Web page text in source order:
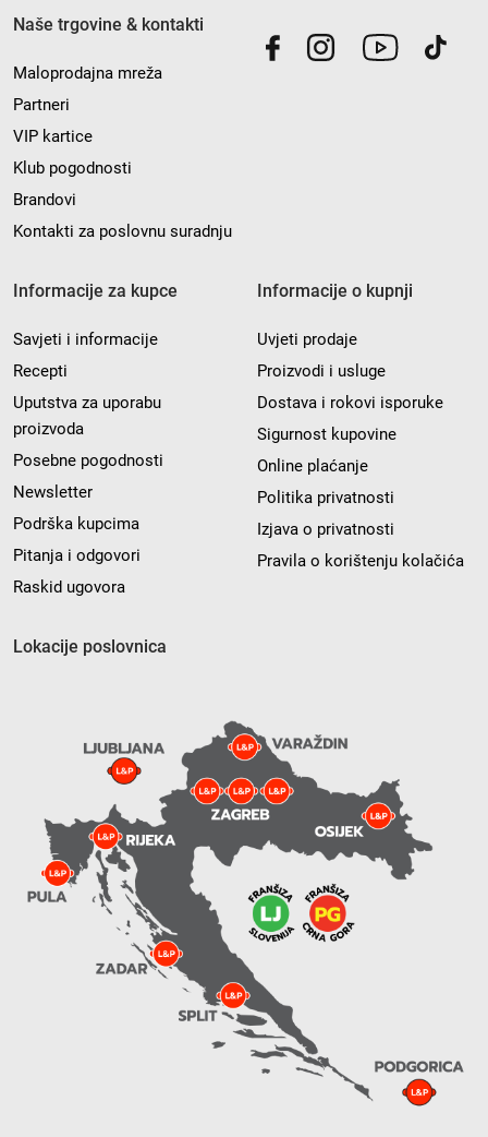
Naše trgovine & kontakti
Maloprodajna mreža
Partneri
VIP kartice
Klub pogodnosti
Brandovi
Kontakti za poslovnu suradnju
Informacije za kupce
Savjeti i informacije
Recepti
Uputstva za uporabu
proizvoda
Posebne pogodnosti
Newsletter
Podrška kupcima
Pitanja i odgovori
Raskid ugovora
Informacije o kupnji
Uvjeti prodaje
Proizvodi i usluge
Dostava i rokovi isporuke
Sigurnost kupovine
Online plaćanje
Politika privatnosti
Izjava o privatnosti
Pravila o korištenju kolačića
Lokacije poslovnica